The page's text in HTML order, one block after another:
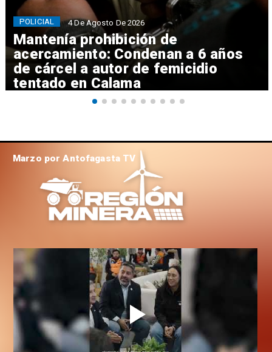
Mantenía prohibición de
acercamiento: Condenan a 6 años
de cárcel a autor de femicidio
tentado en Calama
POLICIAL 4 De Agosto De 2026
Marzo por Antofagasta TV